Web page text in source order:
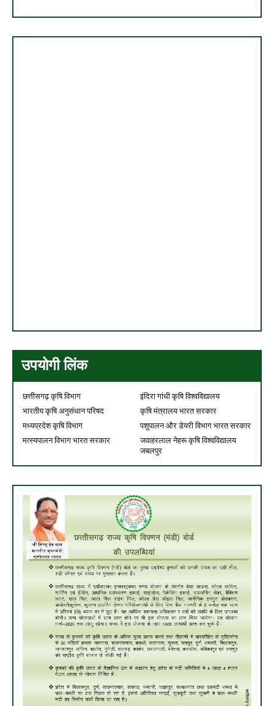
उपयोगी लिंक
छत्तीसगढ़ कृषि विभाग
इंदिरा गांधी कृषि विश्वविद्यालय
भारतीय कृषि अनुसंधान परिषद
कृषि मंत्रालय भारत सरकार
मध्यप्रदेश कृषि विभाग
पशुपालन और डेयरी विभाग भारत सरकार
मत्स्यपालन विभाग भारत सरकार
जवाहरलाल नेहरू कृषि विश्वविद्यालय
जबलपुर